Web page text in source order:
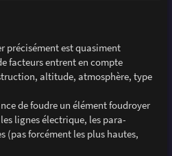
précisément est quasiment
facteurs entrent en compte
altitude, atmosphère, type
de foudre un élément foudroyer
lignes électrique, les para-
(pas forcément les plus hautes,